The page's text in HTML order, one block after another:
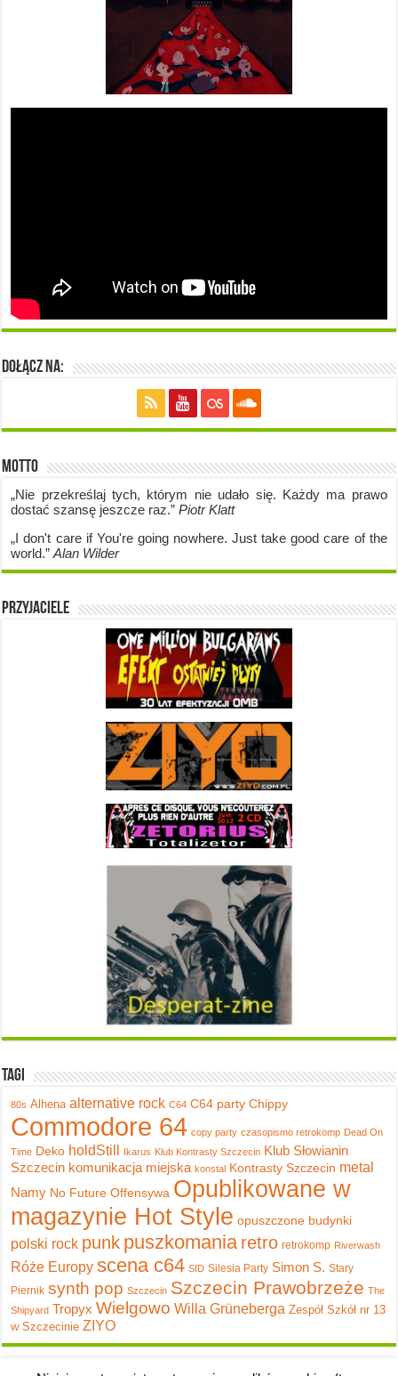
Dołącz na:
Motto
„Nie przekreślaj tych, którym nie udało się. Każdy ma prawo
dostać szansę jeszcze raz.”Piotr Klatt
„I don't care if You're going nowhere. Just take good care of the
world.”Alan Wilder
Przyjaciele
Tagi
80s Alhena alternative rock C64 C64 party Chippy
Commodore 64 copy party czasopismo retrokomp Dead On
Time Deko holdStill Ikarus Klub Kontrasty Szczecin Klub Słowianin
Szczecin komunikacja miejska konstal Kontrasty Szczecin metal
Namy No Future Offensywa Opublikowane w
magazynie Hot Style opuszczone budynki
polski rock punk puszkomania retro retrokomp Riverwash
Róże Europy scena c64 SID Silesia Party Simon S. Stary
Piernik synth pop Szczecin Szczecin Prawobrzeże The
Shipyard Tropyx Wielgowo Willa Grüneberga Zespół Szkół nr 13
w Szczecinie ZIYO